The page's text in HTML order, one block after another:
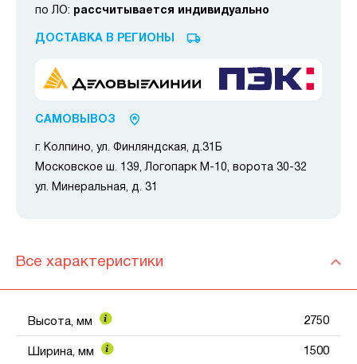
по ЛО: рассчитывается индивидуально
ДОСТАВКА В РЕГИОНЫ
САМОВЫВОЗ
г. Колпино, ул. Финляндская, д.31Б
Московское ш. 139, Логопарк М-10, ворота 30-32
ул. Минеральная, д. 31
Все характеристики
Высота, мм 2750
Ширина, мм 1500